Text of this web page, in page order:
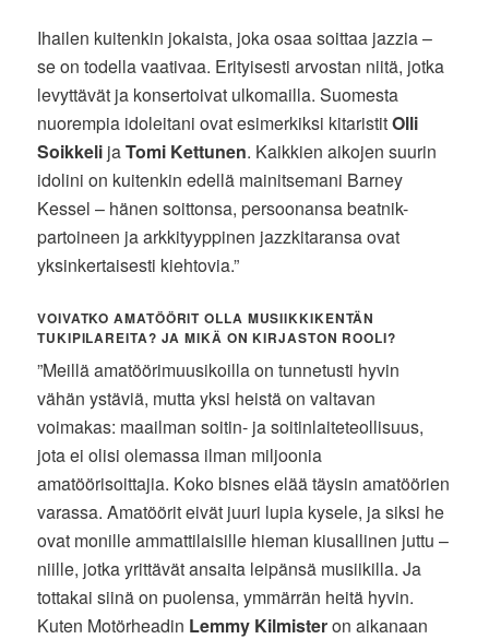
Ihailen kuitenkin jokaista, joka osaa soittaa jazzia –
se on todella vaativaa. Erityisesti arvostan niitä, jotka
levyttävät ja konsertoivat ulkomailla. Suomesta
nuorempia idoleitani ovat esimerkiksi kitaristitOlli
Soikkeli jaTomi Kettunen. Kaikkien aikojen suurin
idolini on kuitenkin edellä mainitsemani Barney
Kessel – hänen soittonsa, persoonansa beatnik-
partoineen ja arkkityyppinen jazzkitaransa ovat
yksinkertaisesti kiehtovia.”
VOIVATKO AMATÖÖRIT OLLA MUSIIKKIKENTÄN
TUKIPILAREITA? JA MIKÄ ON KIRJASTON ROOLI?
”Meillä amatöörimuusikoilla on tunnetusti hyvin
vähän ystäviä, mutta yksi heistä on valtavan
voimakas: maailman soitin- ja soitinlaiteteollisuus,
jota ei olisi olemassa ilman miljoonia
amatöörisoittajia. Koko bisnes elää täysin amatöörien
varassa. Amatöörit eivät juuri lupia kysele, ja siksi he
ovat monille ammattilaisille hieman kiusallinen juttu –
niille, jotka yrittävät ansaita leipänsä musiikilla. Ja
tottakai siinä on puolensa, ymmärrän heitä hyvin.
Kuten Motörheadin Lemmy Kilmisteron aikanaan